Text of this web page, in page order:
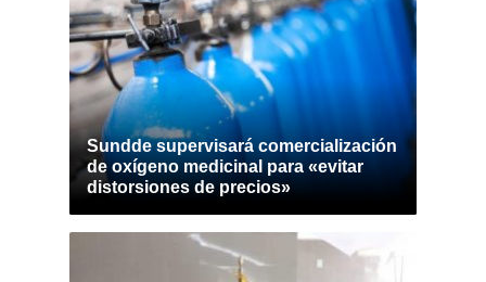
Sundde supervisará comercialización
de oxígeno medicinal para «evitar
distorsiones de precios»